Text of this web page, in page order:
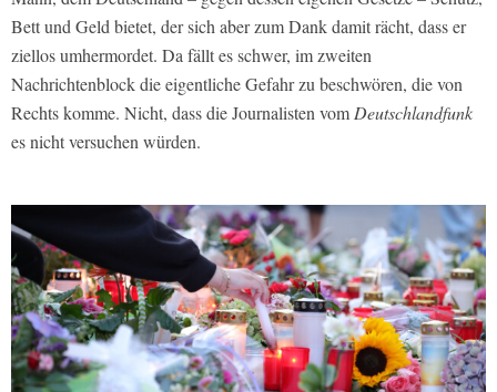
Bett und Geld bietet, der sich aber zum Dank damit rächt, dass er
ziellos umhermordet. Da fällt es schwer, im zweiten
Nachrichtenblock die eigentliche Gefahr zu beschwören, die von
Rechts komme. Nicht, dass die Journalisten vom Deutschlandfunk
es nicht versuchen würden.